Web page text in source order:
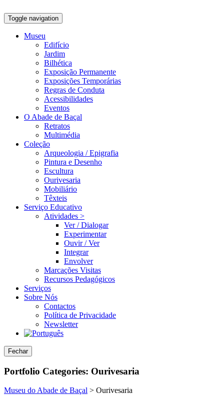
Toggle navigation
Museu
Edifício
Jardim
Bilhética
Exposição Permanente
Exposições Temporárias
Regras de Conduta
Acessibilidades
Eventos
O Abade de Baçal
Retratos
Multimédia
Coleção
Arqueologia / Epigrafia
Pintura e Desenho
Escultura
Ourivesaria
Mobiliário
Têxteis
Serviço Educativo
Atividades >
Ver / Dialogar
Experimentar
Ouvir / Ver
Integrar
Envolver
Marcações Visitas
Recursos Pedagógicos
Serviços
Sobre Nós
Contactos
Política de Privacidade
Newsletter
Fechar
Portfolio Categories: Ourivesaria
Museu do Abade de Baçal > Ourivesaria